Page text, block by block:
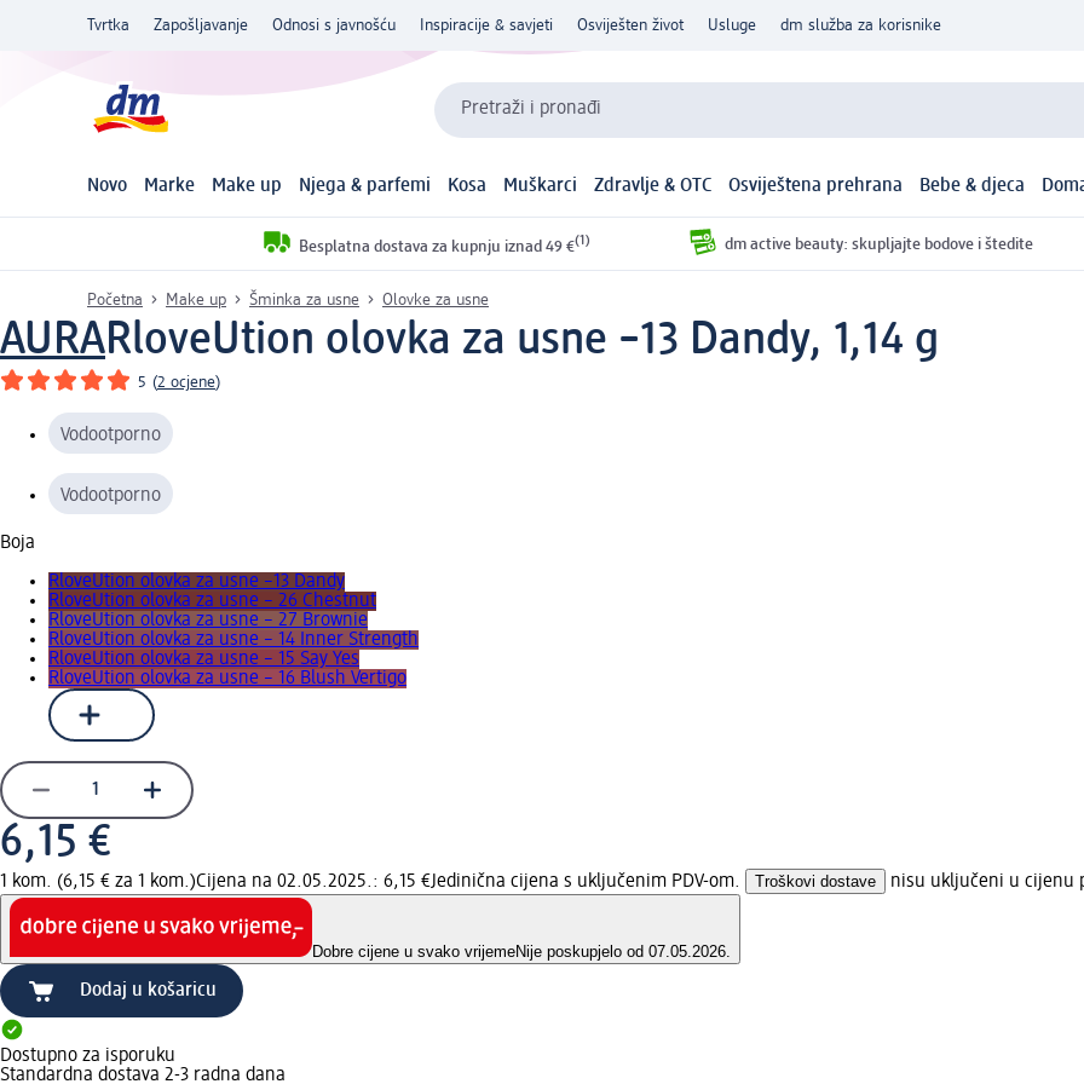
Tvrtka Zapošljavanje Odnosi s javnošću Inspiracije & savjeti Osviješten život Usluge dm služba za korisnike
Pretraži i pronađi
Novo Marke Make up Njega & parfemi Kosa Muškarci Zdravlje & OTC Osviještena prehrana Bebe & djeca
Besplatna dostava za kupnju iznad 49 €(1) dm active beauty: skupljajte bodove i štedite
Početna Make up Šminka za usne Olovke za usne
AURARloveUtion olovka za usne –13 Dandy, 1,14 g
5 (2 ocjene)
Vodootporno
Vodootporno
Boja
RloveUtion olovka za usne –13 Dandy
RloveUtion olovka za usne – 26 Chestnut
RloveUtion olovka za usne – 27 Brownie
RloveUtion olovka za usne – 14 Inner Strength
RloveUtion olovka za usne – 15 Say Yes
RloveUtion olovka za usne – 16 Blush Vertigo
6,15 €
1 kom. (6,15 € za 1 kom.)Cijena na 02.05.2025.: 6,15 €Jedinična cijena s uključenim PDV-om. Troškovi dostave nisu uključeni u cijenu
Dobre cijene u svako vrijemeNije poskupjelo od 07.05.2026.
Dodaj u košaricu
Dostupno za isporuku
Standardna dostava 2-3 radna dana